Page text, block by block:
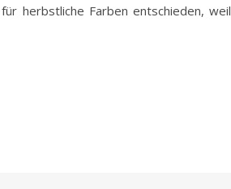
herbstliche Farben entschieden, weil